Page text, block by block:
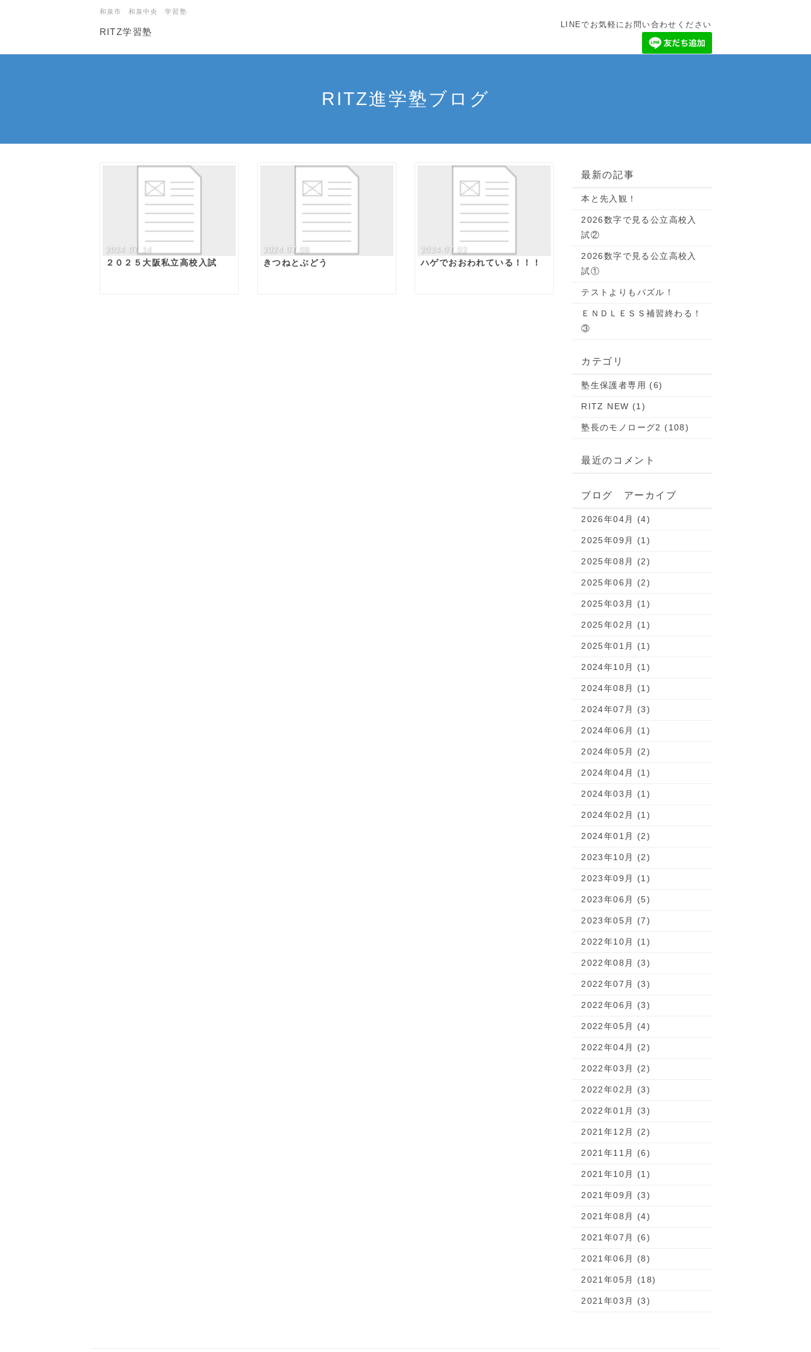
和泉市 和泉中央 学習塾
RITZ学習塾
LINEでお気軽にお問い合わせください
RITZ進学塾ブログ
2024.07.14
２０２５大阪私立高校入試
2024.07.08
きつねとぶどう
2024.07.02
ハゲでおおわれている！！！
最新の記事
本と先入観！
2026数字で見る公立高校入
試②
2026数字で見る公立高校入
試①
テストよりもパズル！
ＥＮＤＬＥＳＳ補習終わる！
③
カテゴリ
塾生保護者専用 (6)
RITZ NEW (1)
塾長のモノローグ2 (108)
最近のコメント
ブログ アーカイブ
2026年04月 (4)
2025年09月 (1)
2025年08月 (2)
2025年06月 (2)
2025年03月 (1)
2025年02月 (1)
2025年01月 (1)
2024年10月 (1)
2024年08月 (1)
2024年07月 (3)
2024年06月 (1)
2024年05月 (2)
2024年04月 (1)
2024年03月 (1)
2024年02月 (1)
2024年01月 (2)
2023年10月 (2)
2023年09月 (1)
2023年06月 (5)
2023年05月 (7)
2022年10月 (1)
2022年08月 (3)
2022年07月 (3)
2022年06月 (3)
2022年05月 (4)
2022年04月 (2)
2022年03月 (2)
2022年02月 (3)
2022年01月 (3)
2021年12月 (2)
2021年11月 (6)
2021年10月 (1)
2021年09月 (3)
2021年08月 (4)
2021年07月 (6)
2021年06月 (8)
2021年05月 (18)
2021年03月 (3)